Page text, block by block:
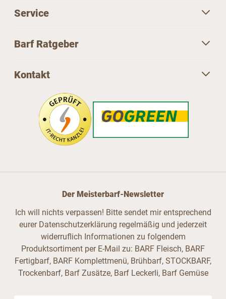
Service
Barf Ratgeber
Kontakt
Der Meisterbarf-Newsletter
Ich will nichts verpassen! Bitte sendet mir entsprechend
eurer Datenschutzerklärung regelmäßig und jederzeit
widerruflich Informationen zu folgendem
Produktsortiment per E-Mail zu: BARF Fleisch, BARF
Fertigbarf, BARF Komplettmenü, Brühbarf, STOCKBARF,
Trockenbarf, Barf Zusätze, Barf Leckerli, Barf Gemüse